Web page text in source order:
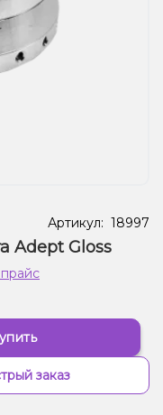
Артикул: 18997
Adept Gloss
заказ